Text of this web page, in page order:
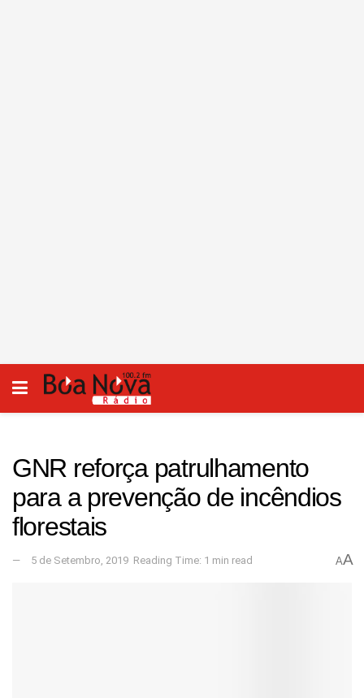
GNR reforça patrulhamento
para a prevenção de incêndios
florestais
5 de Setembro, 2019 Reading Time: 1 min read AA